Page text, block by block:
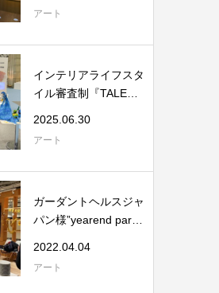
アート
インテリアライフスタ
イル審査制『TALENT
2025.06.30
アート
ガーダントヘルスジャ
パン様”yearend part
2022.04.04
アート